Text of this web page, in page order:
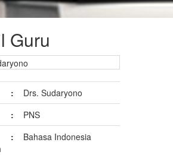
Guru
:
Drs. Sudaryono
:
PNS
: Bahasa Indonesia